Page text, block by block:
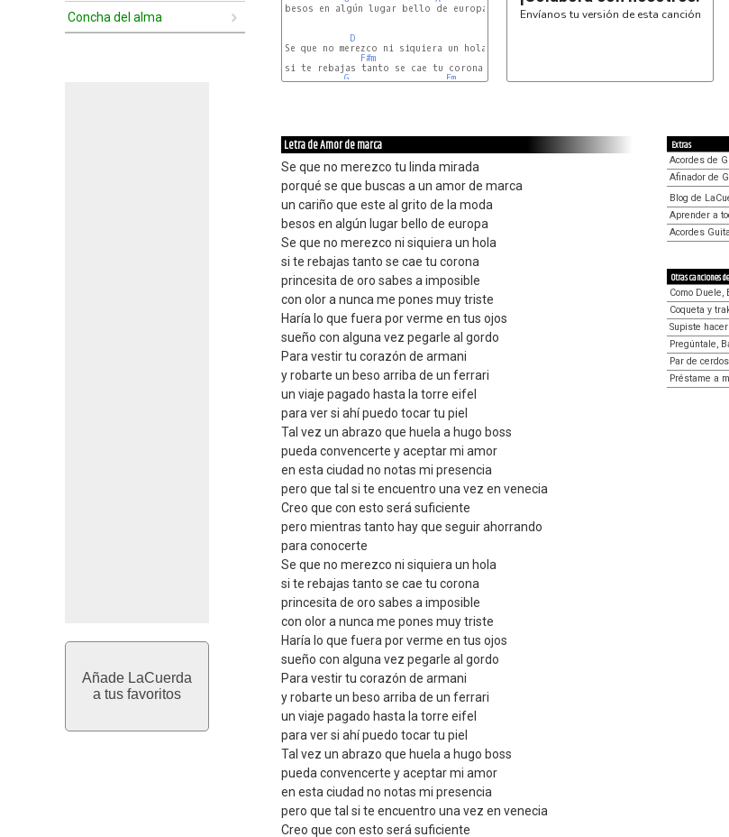
Concha del alma
Añade LaCuerda
a tus favoritos
besos en algún lugar bello de europa
D
Se que no merezco ni siquiera un hola
F#m
si te rebajas tanto se cae tu corona
G
Em
Envíanos tu versión de esta canción
Letra de Amor de marca
Se que no merezco tu linda mirada
porqué se que buscas a un amor de marca
un cariño que este al grito de la moda
besos en algún lugar bello de europa
Se que no merezco ni siquiera un hola
si te rebajas tanto se cae tu corona
princesita de oro sabes a imposible
con olor a nunca me pones muy triste
Haría lo que fuera por verme en tus ojos
sueño con alguna vez pegarle al gordo
Para vestir tu corazón de armani
y robarte un beso arriba de un ferrari
un viaje pagado hasta la torre eifel
para ver si ahí puedo tocar tu piel
Tal vez un abrazo que huela a hugo boss
pueda convencerte y aceptar mi amor
en esta ciudad no notas mi presencia
pero que tal si te encuentro una vez en venecia
Creo que con esto será suficiente
pero mientras tanto hay que seguir ahorrando
para conocerte
Se que no merezco ni siquiera un hola
si te rebajas tanto se cae tu corona
princesita de oro sabes a imposible
con olor a nunca me pones muy triste
Haría lo que fuera por verme en tus ojos
sueño con alguna vez pegarle al gordo
Para vestir tu corazón de armani
y robarte un beso arriba de un ferrari
un viaje pagado hasta la torre eifel
para ver si ahí puedo tocar tu piel
Tal vez un abrazo que huela a hugo boss
pueda convencerte y aceptar mi amor
en esta ciudad no notas mi presencia
pero que tal si te encuentro una vez en venecia
Creo que con esto será suficiente
Extras
Acordes de
Afinador de
Blog de
Aprender a
Acordes
Otras canciones
Como
Coqueta y
Supiste
Pregúntale,
Par de
Préstame a